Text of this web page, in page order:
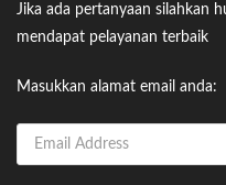
Jika ada pertanyaan silahkan
mendapat pelayanan terbaik
Masukkan alamat email anda: